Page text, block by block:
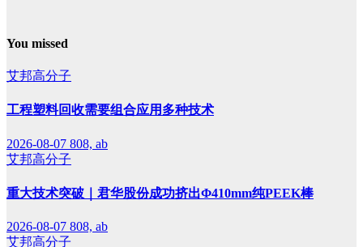
You missed
艾邦高分子
工程塑料回收需要组合应用多种技术
2026-08-07 808, ab
艾邦高分子
重大技术突破｜君华股份成功挤出Φ410mm纯PEEK棒
2026-08-07 808, ab
艾邦高分子